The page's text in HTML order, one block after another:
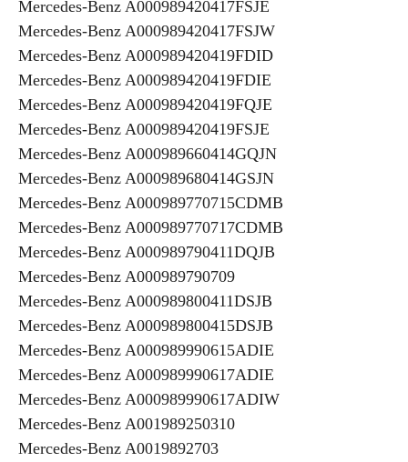
Mercedes-Benz A000989420417FSJE
Mercedes-Benz A000989420417FSJW
Mercedes-Benz A000989420419FDID
Mercedes-Benz A000989420419FDIE
Mercedes-Benz A000989420419FQJE
Mercedes-Benz A000989420419FSJE
Mercedes-Benz A000989660414GQJN
Mercedes-Benz A000989680414GSJN
Mercedes-Benz A000989770715CDMB
Mercedes-Benz A000989770717CDMB
Mercedes-Benz A000989790411DQJB
Mercedes-Benz A000989790709
Mercedes-Benz A000989800411DSJB
Mercedes-Benz A000989800415DSJB
Mercedes-Benz A000989990615ADIE
Mercedes-Benz A000989990617ADIE
Mercedes-Benz A000989990617ADIW
Mercedes-Benz A001989250310
Mercedes-Benz A0019892703